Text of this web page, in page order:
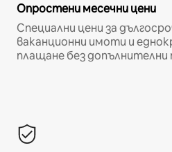
Опростени месечни цени
Специални цени за
ваканционни имоти и
плащане без допълнителни